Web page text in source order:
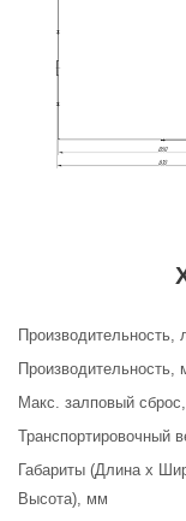
Производительность,
Производительность,
Макс. залповый
Транспортировочный
Габариты (Длина х
Высота), мм